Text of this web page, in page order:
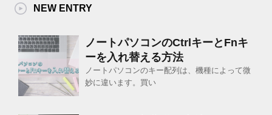
NEW ENTRY
ノートパソコンのCtrlキーとFnキ
ーを入れ替える方法
ノートパソコンのキー配列は、機種によって微
妙に違います。買い